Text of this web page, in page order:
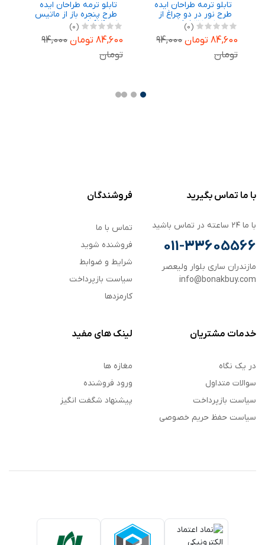
تابلو ترمه طراحان ایده
طرح نور در دو چراغ از
هاپر کد art0523
(0)
84,600 تومان
94,000
تومان
تابلو ترمه طراحان ایده
طرح پنجره باز از ماتیس
کد art0679
(0)
84,600 تومان
94,000
تومان
با ما تماس بگیرید
با ما ۲۴ ساعته در تماس باشید
011-33605566
مازندران ساری بلوار ولیعصر
info@bonakbuy.com
فروشندگان
تماس با ما
فروشنده شوید
شرایط و ضوابط
سیاست بازپرداخت
کارمزدها
خدمات مشتریان
در یک نگاه
سوالات متداول
سیاست بازپرداخت
سیاست حفظ حریم خصوصی
لینک های مفید
مغازه ها
ورود فروشنده
پیشنهاد شگفت انگیز